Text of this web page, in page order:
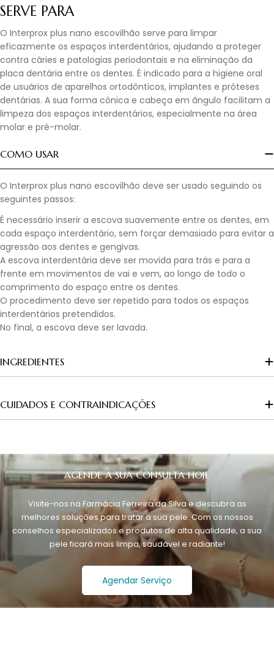
SERVE PARA
O Interprox plus nano escovilhão serve para limpar
eficazmente os espaços interdentários, ajudando a proteger
contra cáries e patologias periodontais e na eliminação da
placa dentária entre os dentes. É indicado para a higiene oral
de usuários de aparelhos ortodônticos, implantes e próteses
dentárias. A sua forma cónica e cabeça em ângulo facilitam a
limpeza dos espaços interdentários, especialmente na área
molar e pré-molar.
COMO USAR
O Interprox plus nano escovilhão deve ser usado seguindo os
seguintes passos:
É necessário inserir a escova suavemente entre os dentes, em
cada espaço interdentário, sem forçar demasiado para evitar a
agressão aos dentes e gengivas.
A escova interdentária deve ser movida para trás e para a
frente em movimentos de vai e vem, ao longo de todo o
comprimento do espaço entre os dentes.
O procedimento deve ser repetido para todos os espaços
interdentários pretendidos.
No final, a escova deve ser lavada.
INGREDIENTES
CUIDADOS E CONTRAINDICAÇÕES
AGENDE A SUA CONSULTA HOJE
Visite-nos na Farmácia Ferreira da Silva e descubra as
melhores soluções para tratar a sua pele. Com os nossos
conselhos especializados e produtos de alta qualidade, a sua
pele ficará mais limpa, saudável e radiante!
Agendar Serviço